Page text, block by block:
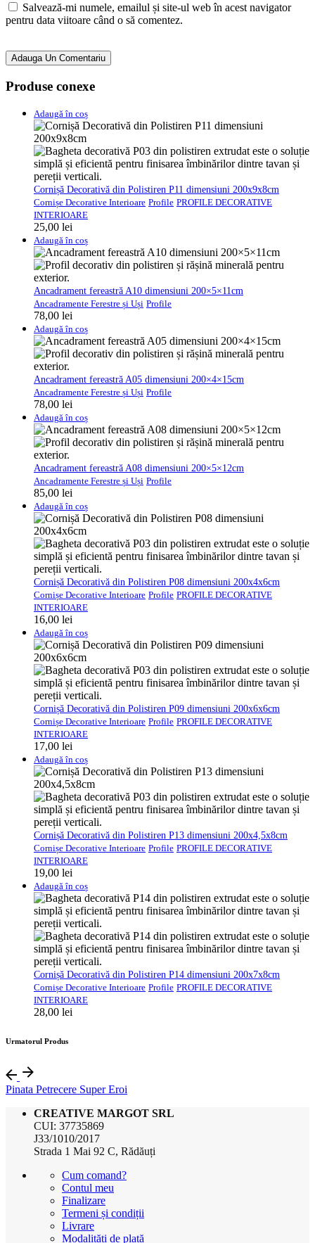
Salvează-mi numele, emailul și site-ul web în acest navigator
pentru data viitoare când o să comentez.
Adauga Un Comentariu
Produse conexe
Adaugă în coș
Cornișă Decorativă din Polistiren P11 dimensiuni 200x9x8cm
Cornișe Decorative Interioare Profile PROFILE DECORATIVE
INTERIOARE
25,00 lei
Adaugă în coș
Ancadrament fereastră A10 dimensiuni 200×5×11cm
Ancadramente Ferestre și Uși Profile
78,00 lei
Adaugă în coș
Ancadrament fereastră A05 dimensiuni 200×4×15cm
Ancadramente Ferestre și Uși Profile
78,00 lei
Adaugă în coș
Ancadrament fereastră A08 dimensiuni 200×5×12cm
Ancadramente Ferestre și Uși Profile
85,00 lei
Adaugă în coș
Cornișă Decorativă din Polistiren P08 dimensiuni 200x4x6cm
Cornișe Decorative Interioare Profile PROFILE DECORATIVE
INTERIOARE
16,00 lei
Adaugă în coș
Cornișă Decorativă din Polistiren P09 dimensiuni 200x6x6cm
Cornișe Decorative Interioare Profile PROFILE DECORATIVE
INTERIOARE
17,00 lei
Adaugă în coș
Cornișă Decorativă din Polistiren P13 dimensiuni 200x4,5x8cm
Cornișe Decorative Interioare Profile PROFILE DECORATIVE
INTERIOARE
19,00 lei
Adaugă în coș
Cornișă Decorativă din Polistiren P14 dimensiuni 200x7x8cm
Cornișe Decorative Interioare Profile PROFILE DECORATIVE
INTERIOARE
28,00 lei
Urmatorul Produs
Pinata Petrecere Super Eroi
CREATIVE MARGOT SRL
CUI: 37735869
J33/1010/2017
Strada 1 Mai 92 C, Rădăuți
Cum comand?
Contul meu
Finalizare
Termeni și condiții
Livrare
Modalități de plată